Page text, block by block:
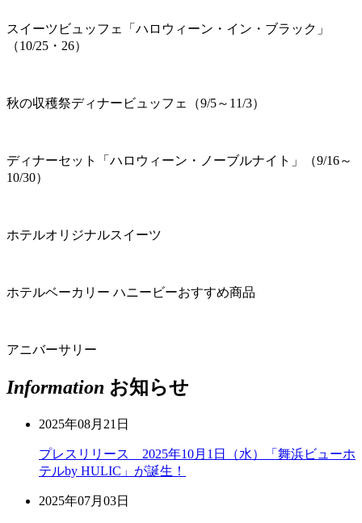
スイーツビュッフェ「ハロウィーン・イン・ブラック」
（10/25・26）
秋の収穫祭ディナービュッフェ（9/5～11/3）
ディナーセット「ハロウィーン・ノーブルナイト」（9/16～
10/30）
ホテルオリジナルスイーツ
ホテルベーカリー ハニービーおすすめ商品
アニバーサリー
Information お知らせ
2025年08月21日
プレスリリース 2025年10月1日（水）「舞浜ビューホ
テルby HULIC」が誕生！
2025年07月03日